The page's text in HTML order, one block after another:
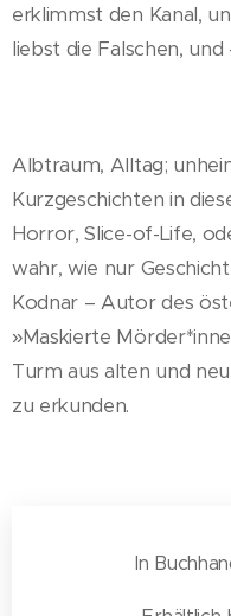
erklimmst den Kanal,
liebst die Falschen,
Albtraum, Alltag;
Kurzgeschichten in
Horror, Slice-of-Life,
wahr, wie nur
Kodnar – Autor des
»Maskierte
Turm aus alten und
zu erkunden.
In